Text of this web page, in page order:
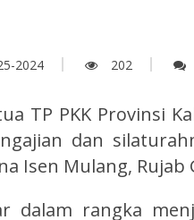
2024 202
TP PKK Provinsi
dan
Isen Mulang,
dalam rangka